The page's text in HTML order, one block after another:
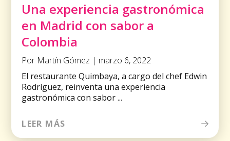
Una experiencia gastronómica
en Madrid con sabor a
Colombia
Por Martín Gómez | marzo 6, 2022
El restaurante Quimbaya, a cargo del chef Edwin
Rodríguez, reinventa una experiencia
gastronómica con sabor ...
LEER MÁS